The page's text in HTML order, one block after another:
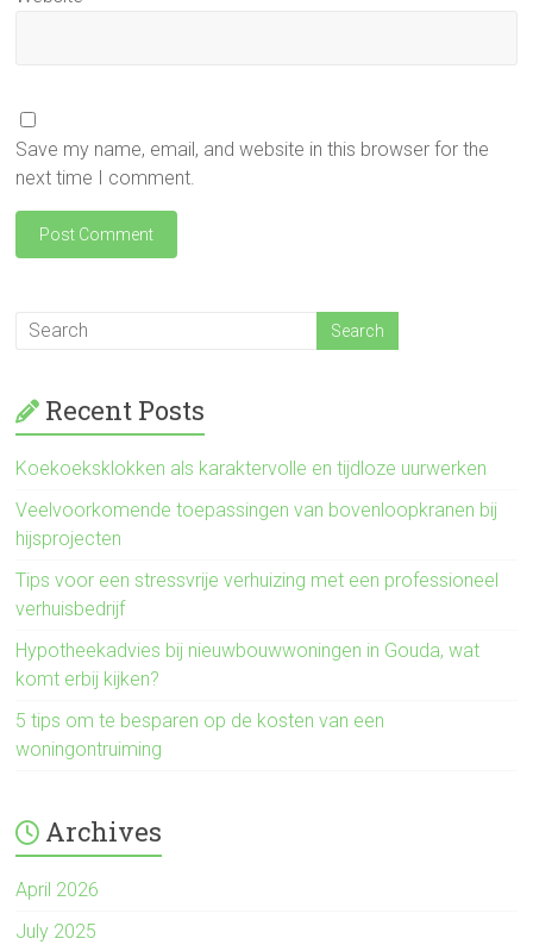
Save my name, email, and website in this browser for the
next time I comment.
Recent Posts
Koekoeksklokken als karaktervolle en tijdloze uurwerken
Veelvoorkomende toepassingen van bovenloopkranen bij
hijsprojecten
Tips voor een stressvrije verhuizing met een professioneel
verhuisbedrijf
Hypotheekadvies bij nieuwbouwwoningen in Gouda, wat
komt erbij kijken?
5 tips om te besparen op de kosten van een
woningontruiming
Archives
April 2026
July 2025